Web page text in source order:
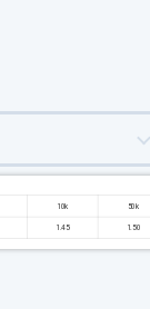
10k 50k
1.45 1.50